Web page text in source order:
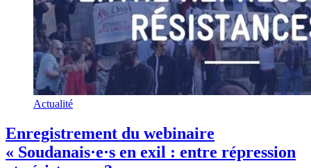
Actualité
Enregistrement du webinaire
« Soudanais·e·s en exil : entre répression